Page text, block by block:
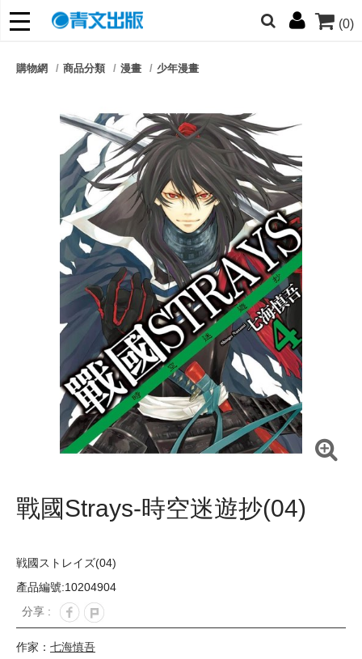
(0)
朋友們，提高警覺！
購物網 商品分類 漫畫 少年漫畫
戰國Strays-時空迷遊抄(04)
戦國ストレイズ(04)
產品編號:10204904
分享 :
作家： 七海慎吾